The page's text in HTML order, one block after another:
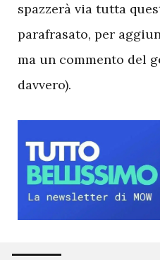
spazzerà via tutta
parafrasato, per
ma un commento del
davvero).